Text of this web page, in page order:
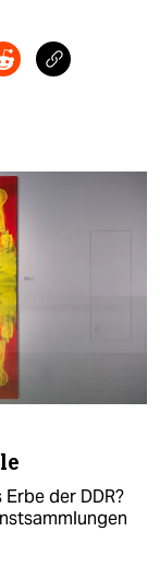
der DDR?